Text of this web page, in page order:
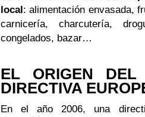
local: alimentación envasada,
carnicería, charcutería,
congelados, bazar…
EL ORIGEN DEL
DIRECTIVA
En el año 2006, una